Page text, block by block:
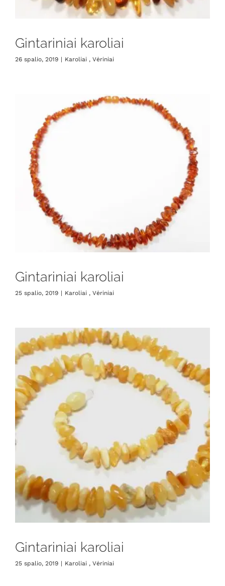
Gintariniai karoliai
26 spalio, 2019 | Karoliai , Vėriniai
Gintariniai karoliai
25 spalio, 2019 | Karoliai , Vėriniai
Gintariniai karoliai
25 spalio, 2019 | Karoliai , Vėriniai